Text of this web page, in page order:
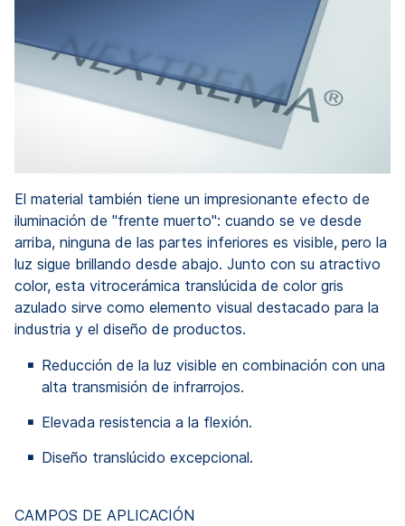
El material también tiene un impresionante efecto de
iluminación de "frente muerto": cuando se ve desde
arriba, ninguna de las partes inferiores es visible, pero la
luz sigue brillando desde abajo. Junto con su atractivo
color, esta vitrocerámica translúcida de color gris
azulado sirve como elemento visual destacado para la
industria y el diseño de productos.
Reducción de la luz visible en combinación con una
alta transmisión de infrarrojos.
Elevada resistencia a la flexión.
Diseño translúcido excepcional.
CAMPOS DE APLICACIÓN